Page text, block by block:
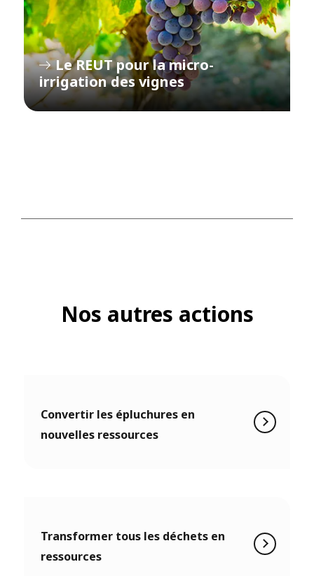
Le REUT pour la micro-
irrigation des vignes
Nos autres actions
Convertir les épluchures en
nouvelles ressources
Transformer tous les déchets en
ressources